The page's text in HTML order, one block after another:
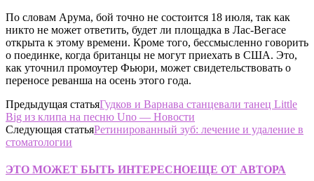
По словам Арума, бой точно не состоится 18 июля, так как
никто не может ответить, будет ли площадка в Лас-Вегасе
открыта к этому времени. Кроме того, бессмысленно говорить
о поединке, когда британцы не могут приехать в США. Это,
как уточнил промоутер Фьюри, может свидетельствовать о
переносе реванша на осень этого года.
Предыдущая статьяГудков и Варнава станцевали танец Little
Big из клипа на песню Uno — Новости
Следующая статьяРетинированный зуб: лечение и удаление в
стоматологии
ЭТО МОЖЕТ БЫТЬ ИНТЕРЕСНОЕЩЕ ОТ АВТОРА